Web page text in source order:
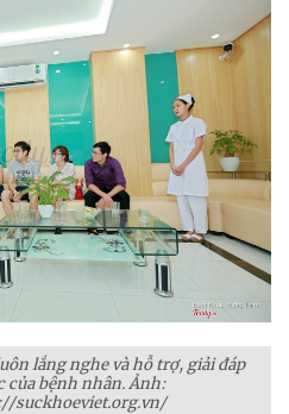
lắng nghe và hỗ trợ, giải đáp
của bệnh nhân. Ảnh:
suckhoeviet.org.vn/